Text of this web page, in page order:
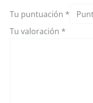
Tu puntuación *
Tu valoración *